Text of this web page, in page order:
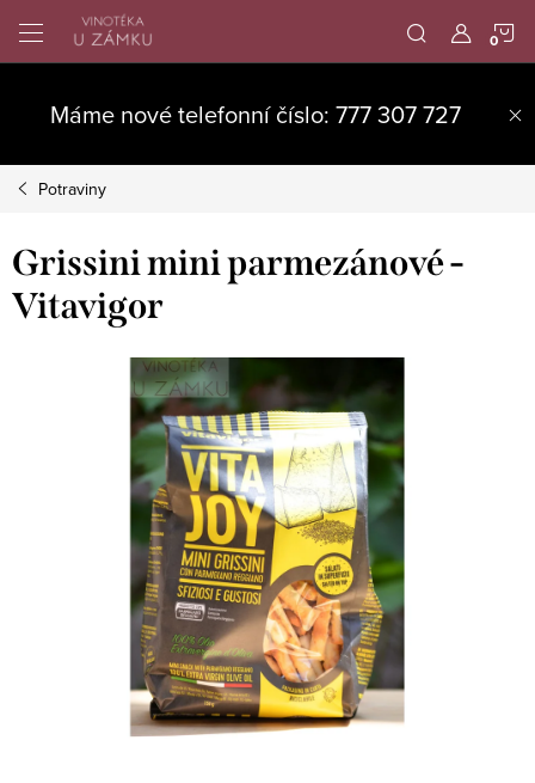
obsah
Máme nové telefonní číslo: 777 307 727
Potraviny
Grissini mini parmezánové -
Vitavigor